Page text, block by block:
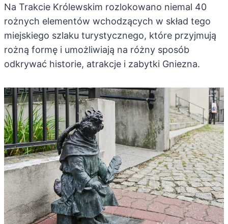
Na Trakcie Królewskim rozlokowano niemal 40
rożnych elementów wchodzących w skład tego
miejskiego szlaku turystycznego, które przyjmują
rożną formę i umożliwiają na różny sposób
odkrywać historie, atrakcje i zabytki Gniezna.